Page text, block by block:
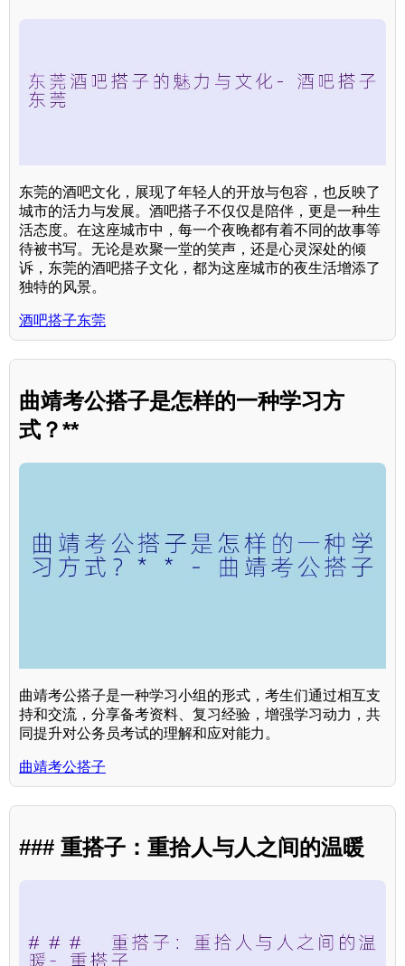
东莞的酒吧文化，展现了年轻人的开放与包容，也反映了
城市的活力与发展。酒吧搭子不仅仅是陪伴，更是一种生
活态度。在这座城市中，每一个夜晚都有着不同的故事等
待被书写。无论是欢聚一堂的笑声，还是心灵深处的倾
诉，东莞的酒吧搭子文化，都为这座城市的夜生活增添了
独特的风景。
酒吧搭子东莞
曲靖考公搭子是怎样的一种学习方
式？**
曲靖考公搭子是一种学习小组的形式，考生们通过相互支
持和交流，分享备考资料、复习经验，增强学习动力，共
同提升对公务员考试的理解和应对能力。
曲靖考公搭子
### 重搭子：重拾人与人之间的温暖